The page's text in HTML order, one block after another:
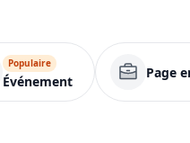
Populaire
Événement
Page